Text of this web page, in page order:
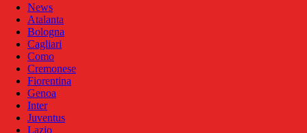
News
Atalanta
Bologna
Cagliari
Como
Cremonese
Fiorentina
Genoa
Inter
Juventus
Lazio